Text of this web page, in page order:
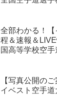
全部わかる！【
程＆速報＆
国高等学校空
【写真公開の